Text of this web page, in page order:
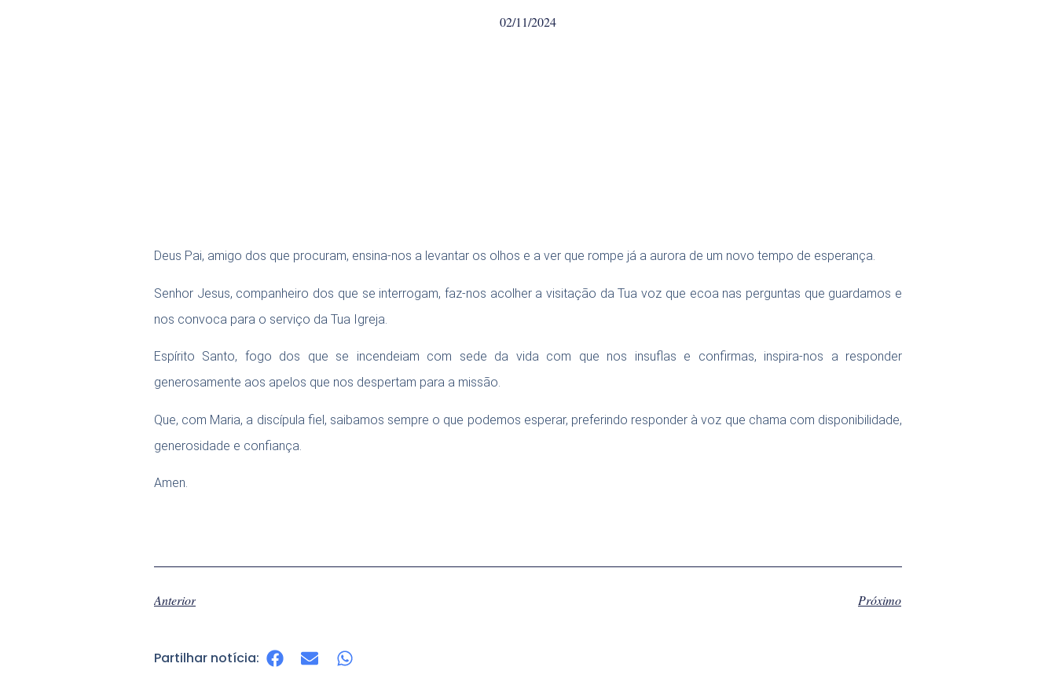
02/11/2024
Deus Pai, amigo dos que procuram, ensina-nos a levantar os olhos e a ver que rompe já a aurora de um novo tempo de esperança.
Senhor Jesus, companheiro dos que se interrogam, faz-nos acolher a visitação da Tua voz que ecoa nas perguntas que guardamos e
nos convoca para o serviço da Tua Igreja.
Espírito Santo, fogo dos que se incendeiam com sede da vida com que nos insuflas e confirmas, inspira-nos a responder
generosamente aos apelos que nos despertam para a missão.
Que, com Maria, a discípula fiel, saibamos sempre o que podemos esperar, preferindo responder à voz que chama com disponibilidade,
generosidade e confiança.
Amen.
Anterior Próximo
Partilhar notícia: